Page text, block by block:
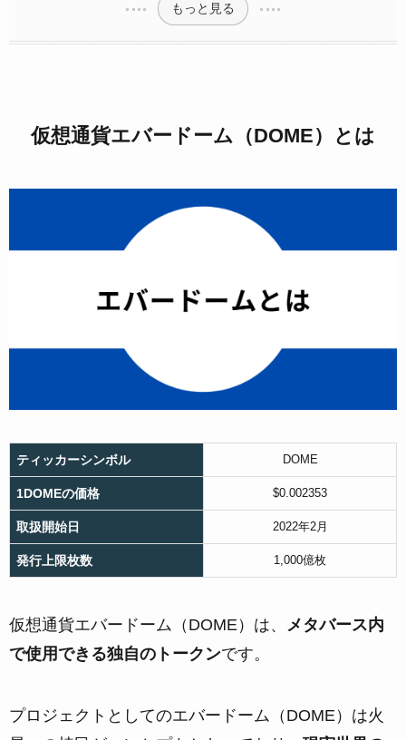
もっと見る
仮想通貨エバードーム（DOME）とは
ティッカーシンボル DOME
1DOMEの価格 $0.002353
取扱開始日 2022年2月
発行上限枚数 1,000億枚
仮想通貨エバードーム（DOME）は、 メタバース内
で使用できる独自のトークンです。
プロジェクトとしてのエバードーム（DOME）は火